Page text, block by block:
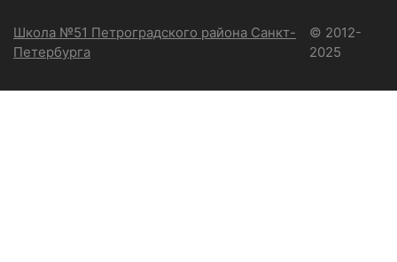
Школа №51 Петроградского района Санкт-
Петербурга
© 2012-
2025